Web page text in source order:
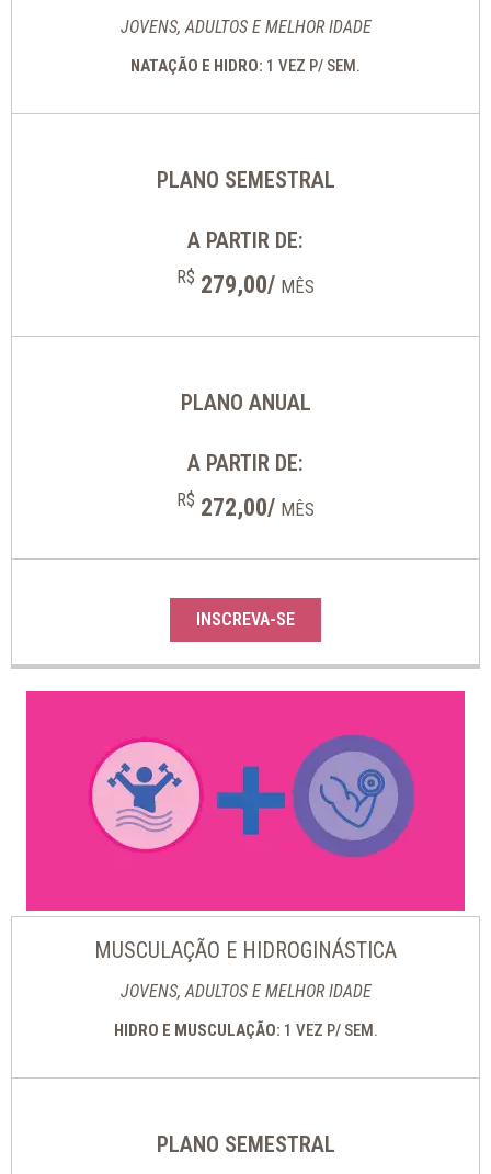
JOVENS, ADULTOS E MELHOR IDADE
NATAÇÃO E HIDRO: 1 VEZ P/ SEM.
PLANO SEMESTRAL
A PARTIR DE:
R$ 279,00/ MÊS
PLANO ANUAL
A PARTIR DE:
R$ 272,00/ MÊS
INSCREVA-SE
MUSCULAÇÃO E HIDROGINÁSTICA
JOVENS, ADULTOS E MELHOR IDADE
HIDRO E MUSCULAÇÃO: 1 VEZ P/ SEM.
PLANO SEMESTRAL